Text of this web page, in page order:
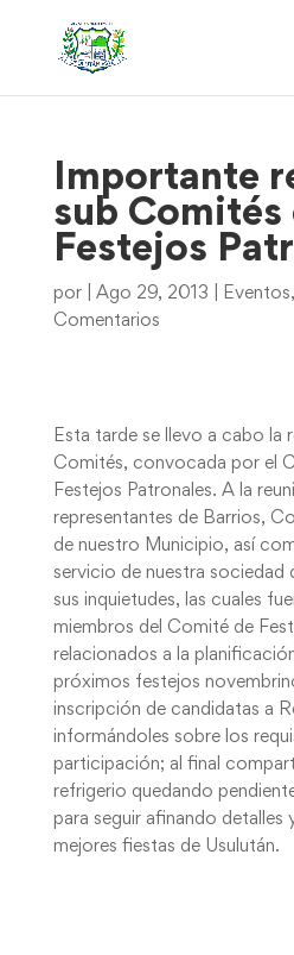
Importante
sub Comités
Festejos
por Ago 29, 2013 Eventos,
Comentarios
Esta tarde se llevo a cabo la
Comités, convocada por el
Festejos Patronales. A la
representantes de Barrios,
de nuestro Municipio, así
servicio de nuestra sociedad
sus inquietudes, las cuales
miembros del Comité de
relacionados a la
próximos festejos
inscripción de candidatas a
informándoles sobre los
participación; al final
refrigerio quedando
para seguir afinando detalles
mejores fiestas de Usulután.